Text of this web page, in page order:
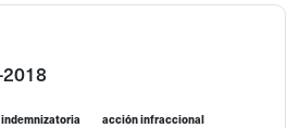
2018
acción infraccional